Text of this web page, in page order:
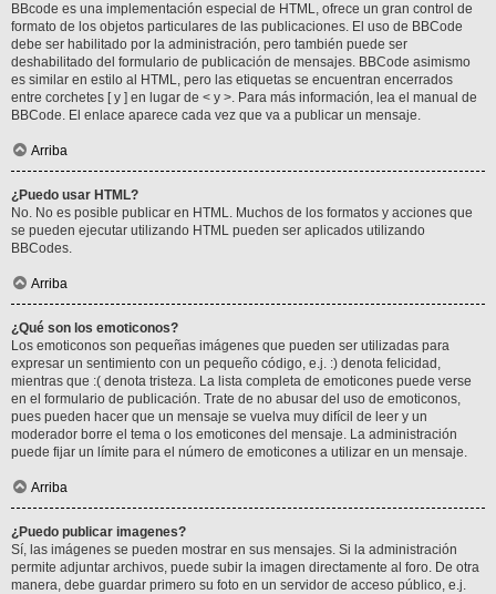
BBcode es una implementación especial de HTML, ofrece un gran control de
formato de los objetos particulares de las publicaciones. El uso de BBCode
debe ser habilitado por la administración, pero también puede ser
deshabilitado del formulario de publicación de mensajes. BBCode asimismo
es similar en estilo al HTML, pero las etiquetas se encuentran encerrados
entre corchetes [ y ] en lugar de < y >. Para más información, lea el manual de
BBCode. El enlace aparece cada vez que va a publicar un mensaje.
Arriba
¿Puedo usar HTML?
No. No es posible publicar en HTML. Muchos de los formatos y acciones que
se pueden ejecutar utilizando HTML pueden ser aplicados utilizando
BBCodes.
Arriba
¿Qué son los emoticonos?
Los emoticonos son pequeñas imágenes que pueden ser utilizadas para
expresar un sentimiento con un pequeño código, e.j. :) denota felicidad,
mientras que :( denota tristeza. La lista completa de emoticones puede verse
en el formulario de publicación. Trate de no abusar del uso de emoticonos,
pues pueden hacer que un mensaje se vuelva muy difícil de leer y un
moderador borre el tema o los emoticones del mensaje. La administración
puede fijar un límite para el número de emoticones a utilizar en un mensaje.
Arriba
¿Puedo publicar imagenes?
Sí, las imágenes se pueden mostrar en sus mensajes. Si la administración
permite adjuntar archivos, puede subir la imagen directamente al foro. De otra
manera, debe guardar primero su foto en un servidor de acceso público, e.j.